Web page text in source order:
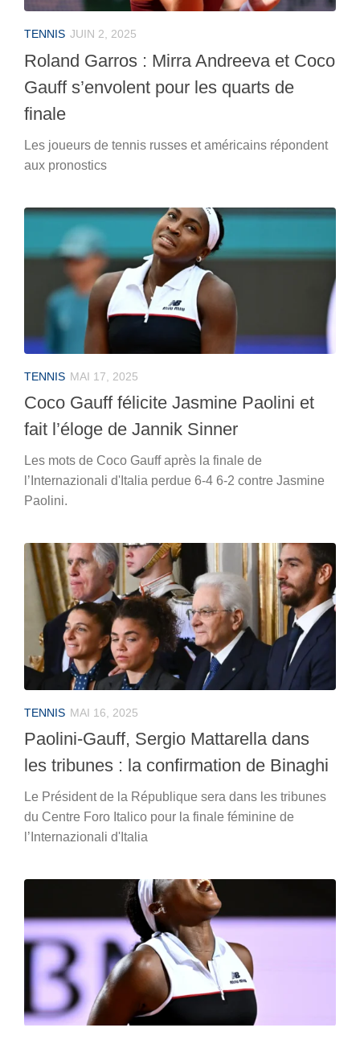
TENNIS JUIN 2, 2025
Roland Garros : Mirra Andreeva et Coco
Gauff s’envolent pour les quarts de
finale
Les joueurs de tennis russes et américains répondent
aux pronostics
TENNIS MAI 17, 2025
Coco Gauff félicite Jasmine Paolini et
fait l’éloge de Jannik Sinner
Les mots de Coco Gauff après la finale de
l’Internazionali d'Italia perdue 6-4 6-2 contre Jasmine
Paolini.
TENNIS MAI 16, 2025
Paolini-Gauff, Sergio Mattarella dans
les tribunes : la confirmation de Binaghi
Le Président de la République sera dans les tribunes
du Centre Foro Italico pour la finale féminine de
l’Internazionali d'Italia